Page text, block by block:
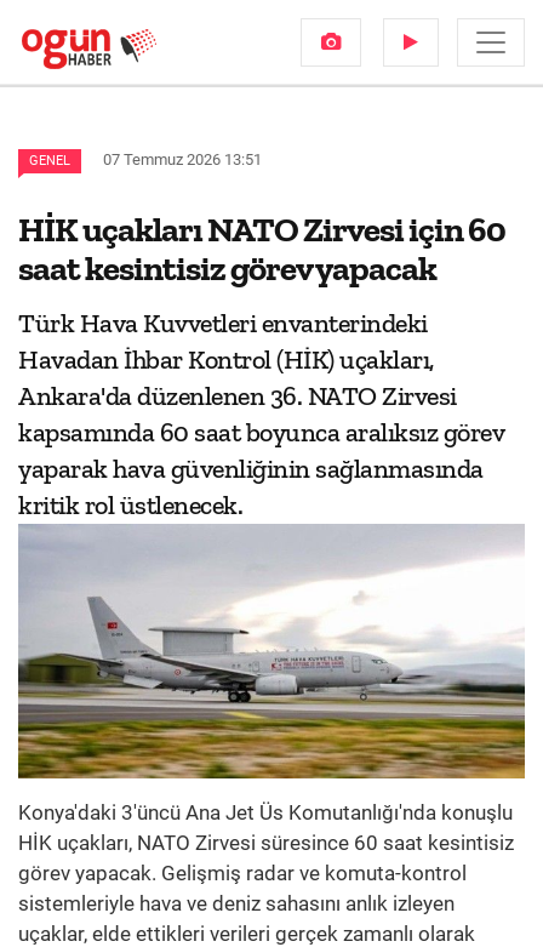
GENEL 07 Temmuz 2026 13:51
HİK uçakları NATO Zirvesi için 60
saat kesintisiz görev yapacak
Türk Hava Kuvvetleri envanterindeki
Havadan İhbar Kontrol (HİK) uçakları,
Ankara'da düzenlenen 36. NATO Zirvesi
kapsamında 60 saat boyunca aralıksız görev
yaparak hava güvenliğinin sağlanmasında
kritik rol üstlenecek.
Konya'daki 3'üncü Ana Jet Üs Komutanlığı'nda konuşlu
HİK uçakları, NATO Zirvesi süresince 60 saat kesintisiz
görev yapacak. Gelişmiş radar ve komuta-kontrol
sistemleriyle hava ve deniz sahasını anlık izleyen
uçaklar, elde ettikleri verileri gerçek zamanlı olarak